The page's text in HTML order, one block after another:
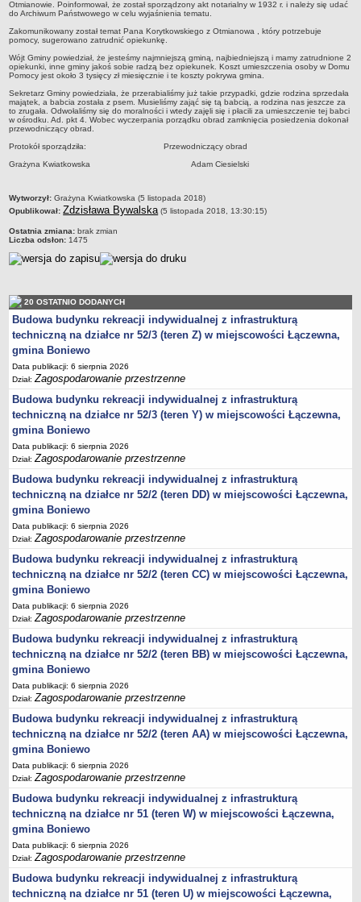
Statut
Uchwały
Projekty uchwał
Zarządzenia
Protokoły
Opłaty i podatki
Obwieszczenia,Zawiadomienia, sprawozdania ochrony środowiska
REWITALIZACJA GMINY BONIEWO
PPWOW
Aktualności
konkursy
Plan działania
Strategia Rozwiązywania Problemów Społecznych
Lista osób kluczowych
Lista lokalnych liderów
Podmioty uprawnione do świadczenia usług integracji społecznej
Podmioty realizujące usługi integracji społecznej w 2009
Wykaz usług społecznych
Plan utrwalania rezultatów
FUNDUSZ WSPARCIA
MIENIE KOMUNALNE
2006
2007
2008
2010
POMOC PUBLICZNA
PUBLICZNIE DOSTĘPNY WYKAZ DANYCH ZAWIERAJĄCYCH INFORMACJE O
ŚRODOWISKU I JEGO OCHRONIE
Pliki do pobrania
Udostepnianie informacji o środowisku
Informacja o wykazie
harmonogram odbioru odpadów
GMINNY KOMITET OCHRONY PAMIĘCI WALK I MĘCZEŃSTWA
Sprawozdania
PROGRAMY
Startegia Rozwoju Gminy Boniewo 2025-2034
Program Ochrony Środowiska dla Gminy Boniewo na lata 2024-2028
z perspektywą do 2032 roku
Program Gospodarki Odpadami
Plan odnowy sołectwa Boniewo
Otmianowie. Poinformował, że został sporządzony akt notarialny w 1932 r. i należy się udać
do Archiwum Państwowego w celu wyjaśnienia tematu.
Zakomunikowany został temat Pana Korytkowskiego z Otmianowa , który potrzebuje
pomocy, sugerowano zatrudnić opiekunkę.
Wójt Gminy powiedział, że jesteśmy najmniejszą gminą, najbiedniejszą i mamy zatrudnione 2
opiekunki, inne gminy jakoś sobie radzą bez opiekunek. Koszt umieszczenia osoby w Domu
Pomocy jest około 3 tysięcy zł miesięcznie i te koszty pokrywa gmina.
Sekretarz Gminy powiedziała, że przerabialiśmy już takie przypadki, gdzie rodzina sprzedała
majątek, a babcia została z psem. Musieliśmy zająć się tą babcią, a rodzina nas jeszcze za
to zrugała. Odwołaliśmy się do moralności i wtedy zajęli się i płacili za umieszczenie tej babci
w ośrodku. Ad. pkt 4. Wobec wyczerpania porządku obrad zamknięcia posiedzenia dokonał
przewodniczący obrad.
Protokół sporządziła: Przewodniczący obrad
Grażyna Kwiatkowska Adam Ciesielski
metryczka
Wytworzył: Grażyna Kwiatkowska (5 listopada 2018)
Opublikował: Zdzisława Bywalska(5 listopada 2018, 13:30:15)
Ostatnia zmiana: brak zmian
Liczba odsłon: 1475
20 OSTATNIO DODANYCH
Budowa budynku rekreacji indywidualnej z infrastrukturą
techniczną na działce nr 52/3 (teren Z) w miejscowości Łączewna,
gmina Boniewo
Data publikacji: 6 sierpnia 2026
Dział:Zagospodarowanie przestrzenne
Budowa budynku rekreacji indywidualnej z infrastrukturą
techniczną na działce nr 52/3 (teren Y) w miejscowości Łączewna,
gmina Boniewo
Data publikacji: 6 sierpnia 2026
Dział:Zagospodarowanie przestrzenne
Budowa budynku rekreacji indywidualnej z infrastrukturą
techniczną na działce nr 52/2 (teren DD) w miejscowości Łączewna,
gmina Boniewo
Data publikacji: 6 sierpnia 2026
Dział:Zagospodarowanie przestrzenne
Budowa budynku rekreacji indywidualnej z infrastrukturą
techniczną na działce nr 52/2 (teren CC) w miejscowości Łączewna,
gmina Boniewo
Data publikacji: 6 sierpnia 2026
Dział:Zagospodarowanie przestrzenne
Budowa budynku rekreacji indywidualnej z infrastrukturą
techniczną na działce nr 52/2 (teren BB) w miejscowości Łączewna,
gmina Boniewo
Data publikacji: 6 sierpnia 2026
Dział:Zagospodarowanie przestrzenne
Budowa budynku rekreacji indywidualnej z infrastrukturą
techniczną na działce nr 52/2 (teren AA) w miejscowości Łączewna,
gmina Boniewo
Data publikacji: 6 sierpnia 2026
Dział:Zagospodarowanie przestrzenne
Budowa budynku rekreacji indywidualnej z infrastrukturą
techniczną na działce nr 51 (teren W) w miejscowości Łączewna,
gmina Boniewo
Data publikacji: 6 sierpnia 2026
Dział:Zagospodarowanie przestrzenne
Budowa budynku rekreacji indywidualnej z infrastrukturą
techniczną na działce nr 51 (teren U) w miejscowości Łączewna,